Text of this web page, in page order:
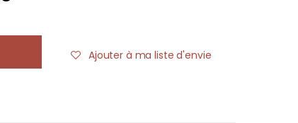
Ajouter à ma liste d'envie